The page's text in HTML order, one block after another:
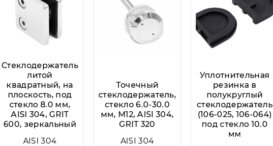
Стеклодержатель
литой
квадратный, на
плоскость, под
стекло 8.0 мм,
AISI 304, GRIT
600, зеркальный
AISI 304
Точечный
стеклодержатель,
стекло 6.0-30.0
мм, М12, AISI 304,
GRIT 320
AISI 304
Уплотнительная
резинка в
полукруглый
стеклодержатель
(106-025, 106-064)
под стекло 10.0
мм